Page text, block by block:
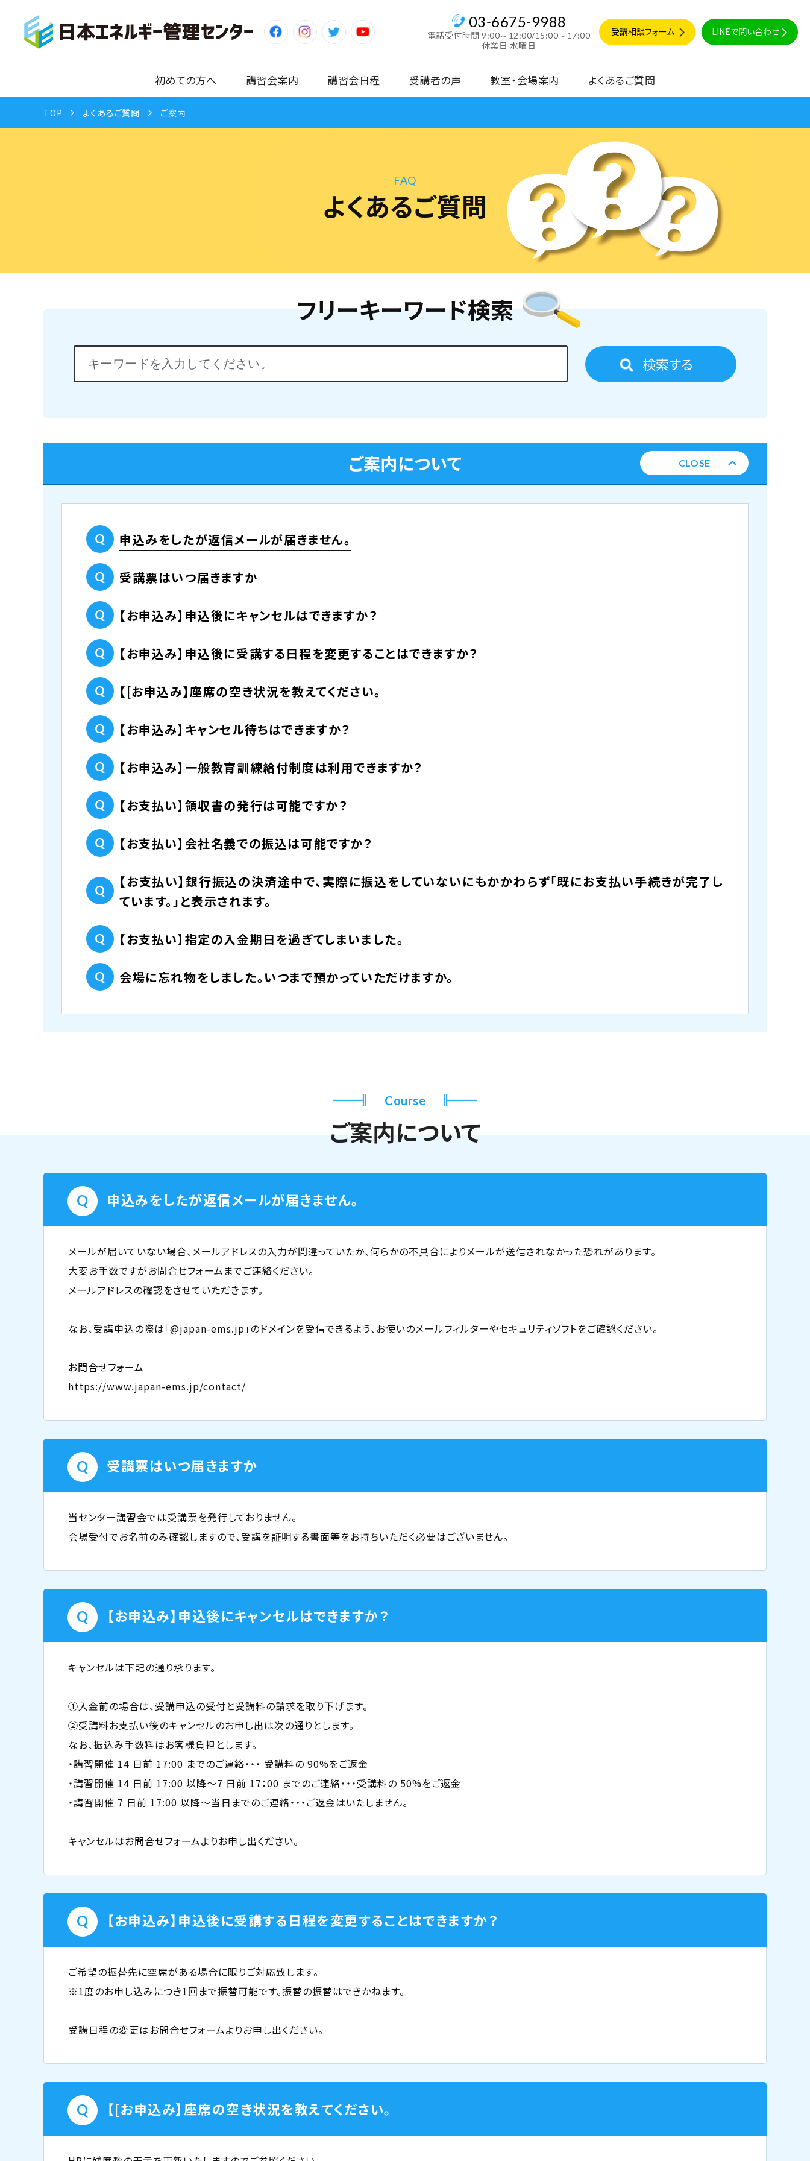
03-6675-9988
電話受付時間 9:00～12:00/15:00～17:00
休業日 水曜日
受講相談フォーム LINEで問い合わせ
初めての方へ 講習会案内 講習会日程 受講者の声 教室・会場案内 よくあるご質問
TOP よくあるご質問 ご案内
FAQ
よくあるご質問
フリーキーワード検索
検索する
ご案内について CLOSE
申込みをしたが返信メールが届きません。
受講票はいつ届きますか
【お申込み】申込後にキャンセルはできますか？
【お申込み】申込後に受講する日程を変更することはできますか？
【[お申込み】座席の空き状況を教えてください。
【お申込み】キャンセル待ちはできますか？
【お申込み】一般教育訓練給付制度は利用できますか？
【お支払い】領収書の発行は可能ですか？
【お支払い】会社名義での振込は可能ですか？
【お支払い】銀行振込の決済途中で、実際に振込をしていないにもかかわらず「既にお支払い手続きが完了し
ています。」と表示されます。
【お支払い】指定の入金期日を過ぎてしまいました。
会場に忘れ物をしました。いつまで預かっていただけますか。
Course
ご案内について
申込みをしたが返信メールが届きません。
メールが届いていない場合、メールアドレスの入力が間違っていたか、何らかの不具合によりメールが送信されなかった恐れがあります。
大変お手数ですがお問合せフォームまでご連絡ください。
メールアドレスの確認をさせていただきます。
なお、受講申込の際は「@japan-ems.jp」のドメインを受信できるよう、お使いのメールフィルターやセキュリティソフトをご確認ください。
お問合せフォーム
https://www.japan-ems.jp/contact/
受講票はいつ届きますか
当センター講習会では受講票を発行しておりません。
会場受付でお名前のみ確認しますので、受講を証明する書面等をお持ちいただく必要はございません。
【お申込み】申込後にキャンセルはできますか？
キャンセルは下記の通り承ります。
①入金前の場合は、受講申込の受付と受講料の請求を取り下げます。
②受講料お支払い後のキャンセルのお申し出は次の通りとします。
なお、振込み手数料はお客様負担とします。
・講習開催 14 日前 17:00 までのご連絡・・・ 受講料の 90%をご返金
・講習開催 14 日前 17:00 以降〜7 日前 17：00 までのご連絡・・・受講料の 50%をご返金
・講習開催 7 日前 17:00 以降〜当日までのご連絡・・・ご返金はいたしません。
キャンセルはお問合せフォームよりお申し出ください。
【お申込み】申込後に受講する日程を変更することはできますか？
ご希望の振替先に空席がある場合に限りご対応致します。
※1度のお申し込みにつき1回まで振替可能です。振替の振替はできかねます。
受講日程の変更はお問合せフォームよりお申し出ください。
【[お申込み】座席の空き状況を教えてください。